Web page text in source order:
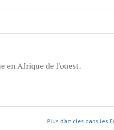
en Afrique de l'ouest.
Plus d’articles dans les